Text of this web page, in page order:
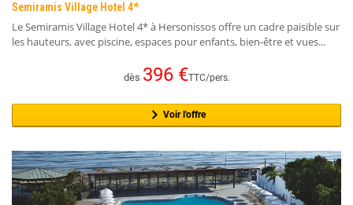
Semiramis Village Hotel 4*
Le Semiramis Village Hotel 4* à Hersonissos offre un cadre paisible sur
les hauteurs, avec piscine, espaces pour enfants, bien-être et vues...
dès 396€TTC/pers.
Voir l'offre